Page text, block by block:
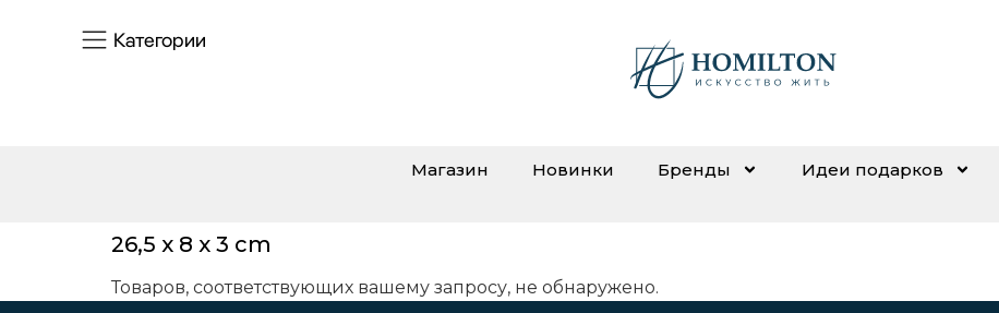
Категории
Магазин Новинки Бренды Идеи подарков
26,5 x 8 x 3 cm
Товаров, соответствующих вашему запросу, не обнаружено.